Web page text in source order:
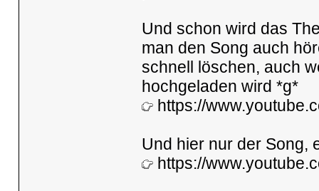
Und schon wird das
man den Song auch
schnell löschen, auch
hochgeladen wird *g*
https://
Und hier nur der Song,
https://